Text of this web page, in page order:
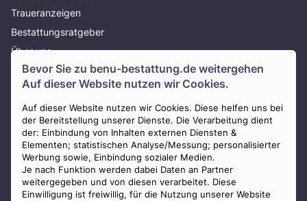
Bevor Sie zu benu-bestattung.de weitergehen
Auf dieser Website nutzen wir Cookies.
Auf dieser Website nutzen wir Cookies. Diese helfen uns bei
der Bereitstellung unserer Dienste. Die Verarbeitung dient
der: Einbindung von Inhalten externen Diensten &
Elementen; statistischen Analyse/Messung; personalisierter
Werbung sowie, Einbindung sozialer Medien.
Je nach Funktion werden dabei Daten an Partner
weitergegeben und von diesen verarbeitet. Diese
Einwilligung ist freiwillig, für die Nutzung unserer Website
Traueranzeigen
Bestattungsratgeber
Über uns
Presse
AGB
Impressum
Datenschutz
Widerrufsbelehrung
Zahlungsmöglichkeiten
Mitglied im Bestatterverband Bayern